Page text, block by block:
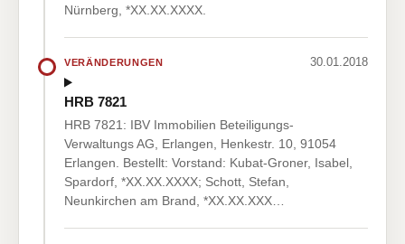
Nürnberg, *XX.XX.XXXX.
VERÄNDERUNGEN 30.01.2018
HRB 7821
HRB 7821: IBV Immobilien Beteiligungs-
Verwaltungs AG, Erlangen, Henkestr. 10, 91054
Erlangen. Bestellt: Vorstand: Kubat-Groner, Isabel,
Spardorf, *XX.XX.XXXX; Schott, Stefan,
Neunkirchen am Brand, *XX.XX.XXX…